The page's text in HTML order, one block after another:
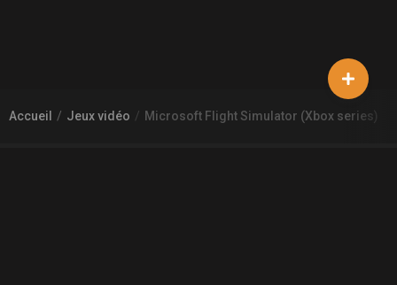
Accueil Jeux vidéo Microsoft Flight Simulator (Xbox series)